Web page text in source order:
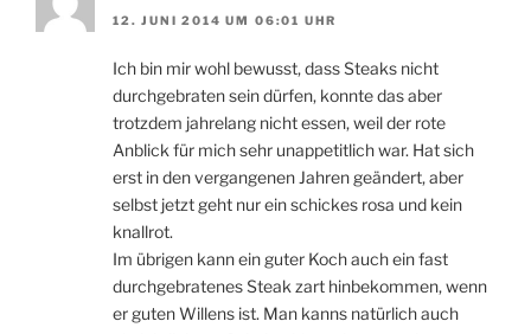
12. JUNI 2014 UM 06:01 UHR
Ich bin mir wohl bewusst, dass Steaks nicht
durchgebraten sein dürfen, konnte das aber
trotzdem jahrelang nicht essen, weil der rote
Anblick für mich sehr unappetitlich war. Hat sich
erst in den vergangenen Jahren geändert, aber
selbst jetzt geht nur ein schickes rosa und kein
knallrot.
Im übrigen kann ein guter Koch auch ein fast
durchgebratenes Steak zart hinbekommen, wenn
er guten Willens ist. Man kanns natürlich auch